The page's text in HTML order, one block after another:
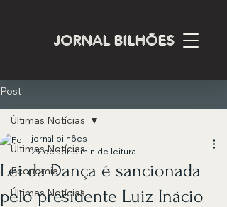
JORNAL BILHÕES
Post
Últimas Notícias
Economia
Últimas Notícias
Últimas Notícias
Lei da Dança é sancionada
pelo presidente Luiz Inácio
jornal bilhões
29 de abr.3 min de leitura